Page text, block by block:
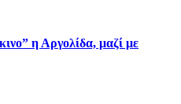
η Αργολίδα, μαζί με